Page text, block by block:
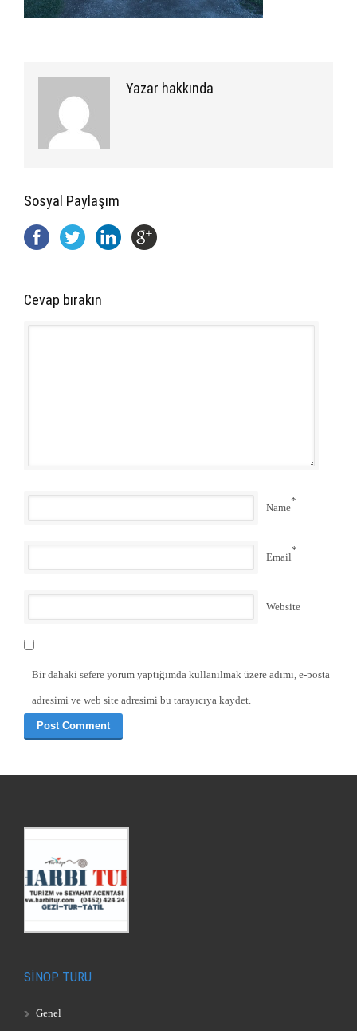
Yazar hakkında
Sosyal Paylaşım
Cevap bırakın
Name
*
Email
*
Website
Bir dahaki sefere yorum yaptığımda kullanılmak üzere adımı, e-posta
adresimi ve web site adresimi bu tarayıcıya kaydet.
SİNOP TURU
Genel